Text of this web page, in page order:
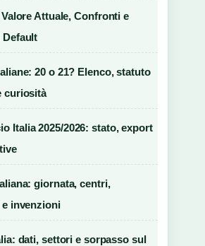
Attuale, Confronti e
Default
20 o 21? Elenco, statuto
curiosità
Italia 2025/2026: stato, export
giornata, centri,
invenzioni
dati, settori e sorpasso sul